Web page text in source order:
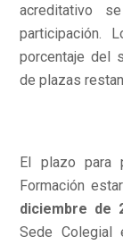
acreditativo
participación.
porcentaje del
de plazas
El plazo para
Formación
diciembre de
Sede Colegial